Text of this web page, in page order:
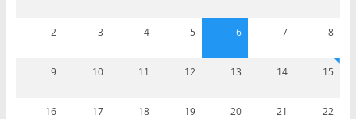
2 3 4 5 6 7 8
9 10 11 12 13 14 15
16 17 18 19 20 21 22